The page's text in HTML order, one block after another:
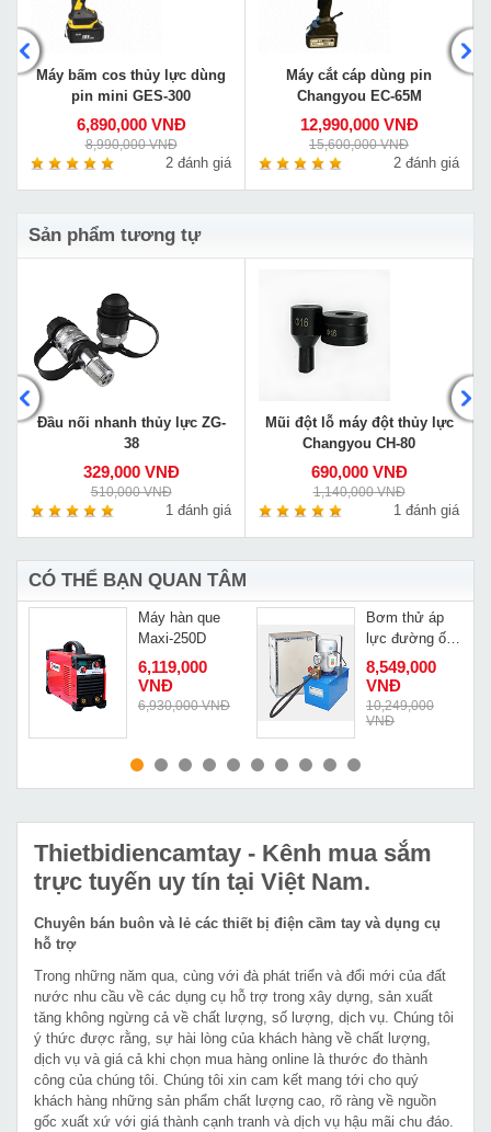
Máy bấm cos thủy lực dùng
pin mini GES-300
6,890,000 VNĐ
8,990,000 VNĐ
2 đánh giá
Máy cắt cáp dùng pin
Changyou EC-65M
12,990,000 VNĐ
15,600,000 VNĐ
2 đánh giá
Sản phẩm tương tự
Đầu nối nhanh thủy lực ZG-
38
329,000 VNĐ
510,000 VNĐ
1 đánh giá
Mũi đột lỗ máy đột thủy lực
Changyou CH-80
690,000 VNĐ
1,140,000 VNĐ
1 đánh giá
CÓ THỂ BẠN QUAN TÂM
MUA NGAY
Máy hàn que
Maxi-250D
6,119,000
VNĐ
6,930,000 VNĐ
MUA NGAY
Bơm thử áp
lực đường ống
Changyou
3DSY-60
8,549,000
VNĐ
10,249,000
VNĐ
Thietbidiencamtay - Kênh mua sắm
trực tuyến uy tín tại Việt Nam.
Chuyên bán buôn và lẻ các thiết bị điện cầm tay và dụng cụ
hỗ trợ
Trong những năm qua, cùng với đà phát triển và đổi mới của đất
nước nhu cầu về các dụng cụ hỗ trợ trong xây dựng, sản xuất
tăng không ngừng cả về chất lượng, số lượng, dịch vụ. Chúng tôi
ý thức được rằng, sự hài lòng của khách hàng về chất lượng,
dịch vụ và giá cả khi chọn mua hàng online là thước đo thành
công của chúng tôi. Chúng tôi xin cam kết mang tới cho quý
khách hàng những sản phẩm chất lượng cao, rõ ràng về nguồn
gốc xuất xứ với giá thành cạnh tranh và dịch vụ hậu mãi chu đáo.